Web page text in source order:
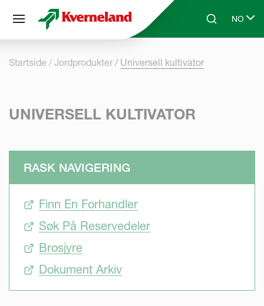
Skip to main contentSearchNO
Select
Startside Jordprodukter Universell kultivator
UNIVERSELL KULTIVATOR
RASK NAVIGERING
Finn En Forhandler
Søk På Reservedeler
Brosjyre
Dokument Arkiv
Panel for informasjonskapsler